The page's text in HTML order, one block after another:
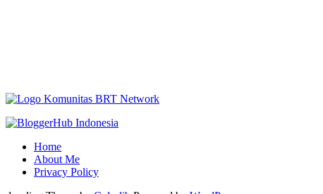
Home
About Me
Privacy Policy